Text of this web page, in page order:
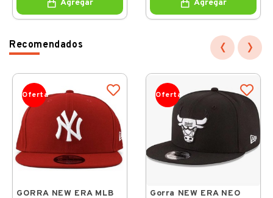
Agregar Agregar
Recomendados
Oferta
GORRA NEW ERA MLB
Oferta
Gorra NEW ERA NEO
‹ ›